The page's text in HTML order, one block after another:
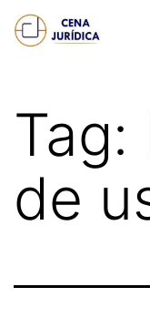
Pular
para
conteúdo
Cena
Tag:
de